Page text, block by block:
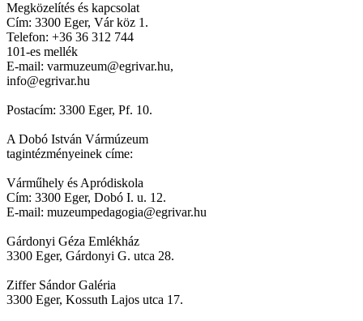
Megközelítés és kapcsolat
Cím: 3300 Eger, Vár köz 1.
Telefon: +36 36 312 744
101-es mellék
E-mail: varmuzeum@egrivar.hu,
info@egrivar.hu
Postacím: 3300 Eger, Pf. 10.
A Dobó István Vármúzeum
tagintézményeinek címe:
Várműhely és Apródiskola
Cím: 3300 Eger, Dobó I. u. 12.
E-mail: muzeumpedagogia@egrivar.hu
Gárdonyi Géza Emlékház
3300 Eger, Gárdonyi G. utca 28.
Ziffer Sándor Galéria
3300 Eger, Kossuth Lajos utca 17.